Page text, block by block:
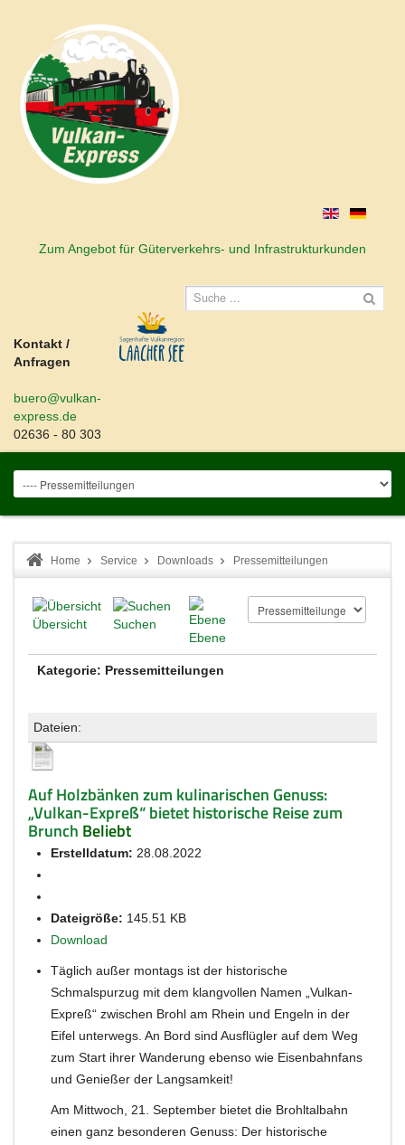
Zum Angebot für Güterverkehrs- und Infrastrukturkunden
Kontakt /
Anfragen
buero@vulkan-
express.de
02636 - 80 303
Home Service Downloads Pressemitteilungen
Übersicht
Suchen
Ebene
Kategorie: Pressemitteilungen
Dateien:
Auf Holzbänken zum kulinarischen Genuss:
„Vulkan-Expreß“ bietet historische Reise zum
Brunch Beliebt
Erstelldatum: 28.08.2022
Dateigröße: 145.51 KB
Download
Täglich außer montags ist der historische
Schmalspurzug mit dem klangvollen Namen „Vulkan-
Expreß“ zwischen Brohl am Rhein und Engeln in der
Eifel unterwegs. An Bord sind Ausflügler auf dem Weg
zum Start ihrer Wanderung ebenso wie Eisenbahnfans
und Genießer der Langsamkeit!
Am Mittwoch, 21. September bietet die Brohltalbahn
einen ganz besonderen Genuss: Der historische